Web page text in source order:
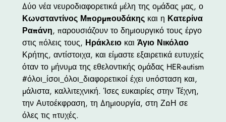
Δύο νέα νευροδιαφορετικά μέλη της ομάδας μας, ο
Κωνσταντίνος Μπορμπουδάκηςκαι η Κατερίνα
Ραπάνη, παρουσιάζουν το δημιουργικό τους έργο
στις πόλεις τους, Ηράκλειο και Άγιο Νικόλαο
Κρήτης, αντίστοιχα, και είμαστε εξαιρετικά ευτυχείς
όταν το μήνυμα της εθελοντικής ομάδας HER-autism
#όλοι_ίσοι_όλοι_διαφορετικοί έχει υπόσταση και,
μάλιστα, καλλιτεχνική. Ίσες ευκαιρίες στην Τέχνη,
την Αυτοέκφραση, τη Δημιουργία, στη ΖΩΗ σε
όλες τις πτυχές.